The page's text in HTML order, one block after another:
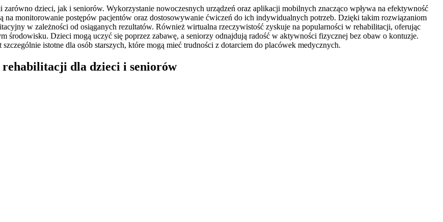
dzieci, jak i seniorów. Wykorzystanie nowoczesnych urządzeń oraz aplikacji mobilnych znacząco wpływa na efektywność
na monitorowanie postępów pacjentów oraz dostosowywanie ćwiczeń do ich indywidualnych potrzeb. Dzięki takim rozwiązaniom
w zależności od osiąganych rezultatów. Również wirtualna rzeczywistość zyskuje na popularności w rehabilitacji, oferując
Dzieci mogą uczyć się poprzez zabawę, a seniorzy odnajdują radość w aktywności fizycznej bez obaw o kontuzje.
istotne dla osób starszych, które mogą mieć trudności z dotarciem do placówek medycznych.
rehabilitacji dla dzieci i seniorów